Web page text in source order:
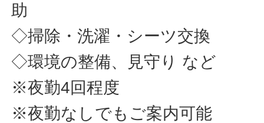
助
◇掃除・洗濯・シーツ交換
◇環境の整備、見守り など
※夜勤4回程度
※夜勤なしでもご案内可能